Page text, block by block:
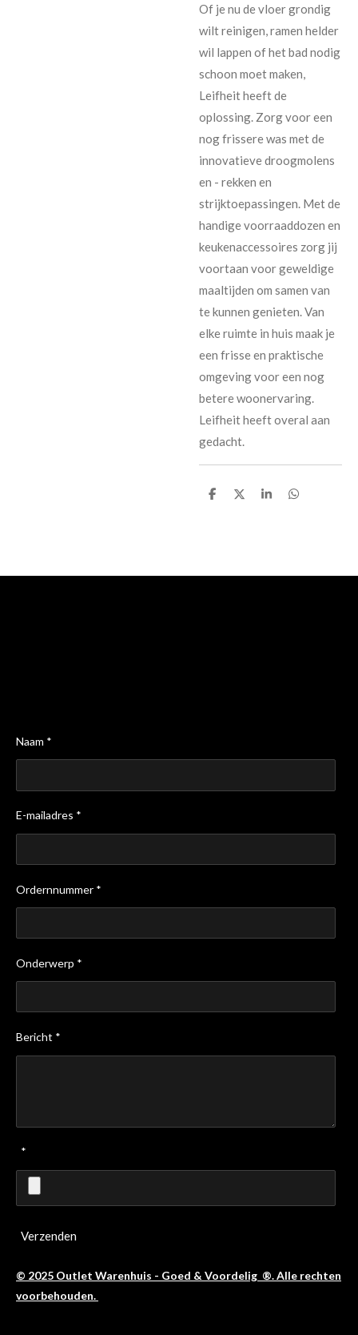
Of je nu de vloer grondig
wilt reinigen, ramen helder
wil lappen of het bad nodig
schoon moet maken,
Leifheit heeft de
oplossing. Zorg voor een
nog frissere was met de
innovatieve droogmolens
en - rekken en
strijktoepassingen. Met de
handige voorraaddozen en
keukenaccessoires zorg jij
voortaan voor geweldige
maaltijden om samen van
te kunnen genieten. Van
elke ruimte in huis maak je
een frisse en praktische
omgeving voor een nog
betere woonervaring.
Leifheit heeft overal aan
gedacht.
D
D
S
D
Naam *
E-mailadres *
Ordernnummer *
Onderwerp *
Bericht *
*
Verzenden
© 2025 Outlet Warenhuis - Goed & Voordelig ®. Alle rechten
voorbehouden.